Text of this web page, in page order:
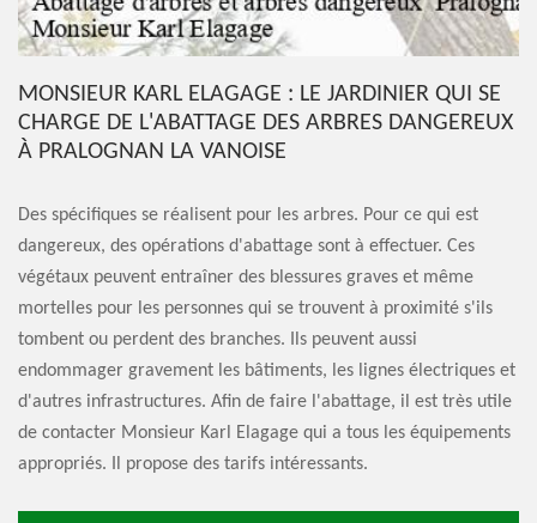
MONSIEUR KARL ELAGAGE : LE JARDINIER QUI SE
CHARGE DE L'ABATTAGE DES ARBRES DANGEREUX
À PRALOGNAN LA VANOISE
Des spécifiques se réalisent pour les arbres. Pour ce qui est
dangereux, des opérations d'abattage sont à effectuer. Ces
végétaux peuvent entraîner des blessures graves et même
mortelles pour les personnes qui se trouvent à proximité s'ils
tombent ou perdent des branches. Ils peuvent aussi
endommager gravement les bâtiments, les lignes électriques et
d'autres infrastructures. Afin de faire l'abattage, il est très utile
de contacter Monsieur Karl Elagage qui a tous les équipements
appropriés. Il propose des tarifs intéressants.